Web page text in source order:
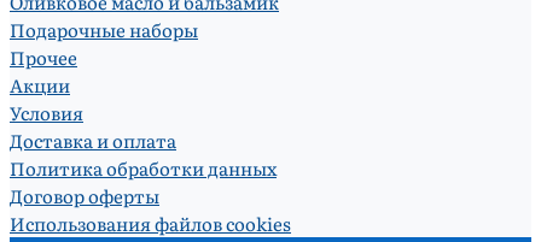
Подарочные наборы
Прочее
Акции
Условия
Доставка и оплата
Политика обработки данных
Договор оферты
Использования файлов cookies